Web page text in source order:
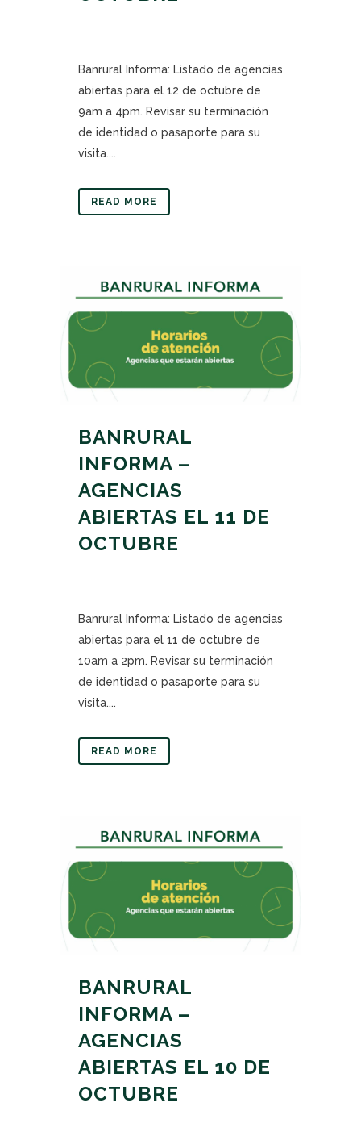
Banrural Informa: Listado de agencias
abiertas para el 12 de octubre de
9am a 4pm. Revisar su terminación
de identidad o pasaporte para su
visita....
READ MORE
BANRURAL
INFORMA –
AGENCIAS
ABIERTAS EL 11 DE
OCTUBRE
Banrural Informa: Listado de agencias
abiertas para el 11 de octubre de
10am a 2pm. Revisar su terminación
de identidad o pasaporte para su
visita....
READ MORE
BANRURAL
INFORMA –
AGENCIAS
ABIERTAS EL 10 DE
OCTUBRE